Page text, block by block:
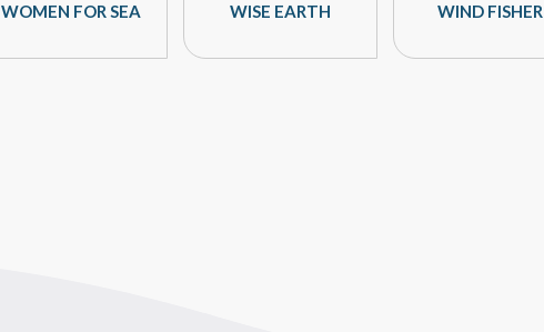
WOMEN FOR SEA WISE EARTH WIND FISHER